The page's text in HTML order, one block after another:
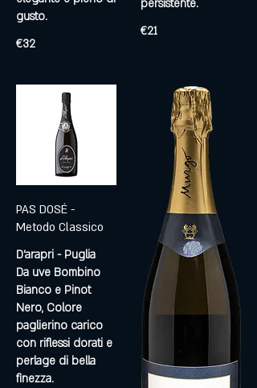
gusto.
€32
persistente.
€21
PAS DOSÉ -
Metodo Classico
D’arapri - Puglia
Da uve Bombino
Bianco e Pinot
Nero, Colore
paglierino carico
con riflessi dorati e
perlage di bella
finezza.